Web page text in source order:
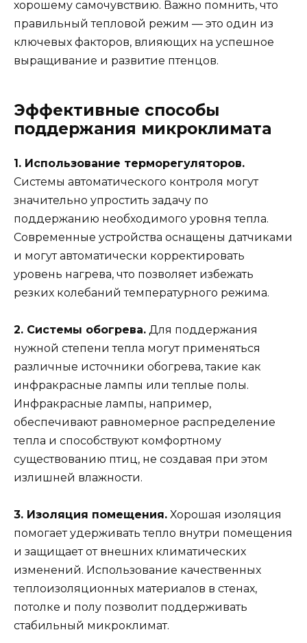
хорошему самочувствию. Важно помнить, что
правильный тепловой режим — это один из
ключевых факторов, влияющих на успешное
выращивание и развитие птенцов.
Эффективные способы
поддержания микроклимата
1. Использование терморегуляторов.
Системы автоматического контроля могут
значительно упростить задачу по
поддержанию необходимого уровня тепла.
Современные устройства оснащены датчиками
и могут автоматически корректировать
уровень нагрева, что позволяет избежать
резких колебаний температурного режима.
2. Системы обогрева. Для поддержания
нужной степени тепла могут применяться
различные источники обогрева, такие как
инфракрасные лампы или теплые полы.
Инфракрасные лампы, например,
обеспечивают равномерное распределение
тепла и способствуют комфортному
существованию птиц, не создавая при этом
излишней влажности.
3. Изоляция помещения. Хорошая изоляция
помогает удерживать тепло внутри помещения
и защищает от внешних климатических
изменений. Использование качественных
теплоизоляционных материалов в стенах,
потолке и полу позволит поддерживать
стабильный микроклимат.